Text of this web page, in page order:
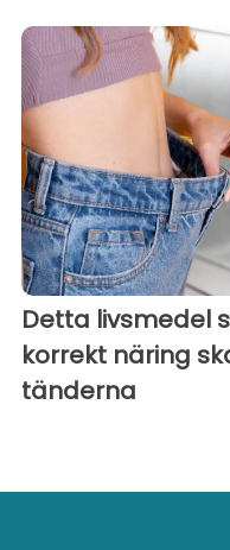
Detta livsmedel
korrekt näring
tänderna